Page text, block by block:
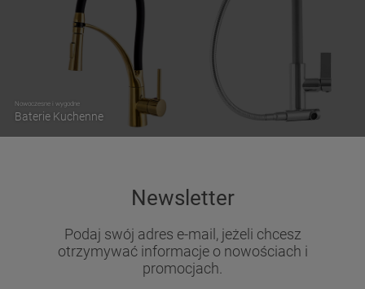
Nowoczesne i wygodne
Baterie Kuchenne
Newsletter
Podaj swój adres e-mail, jeżeli chcesz
otrzymywać informacje o nowościach i
promocjach.